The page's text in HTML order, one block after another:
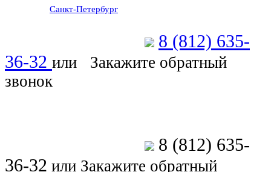
Санкт-Петербург
8 (812) 635-
36-32 или
Закажите обратный
звонок
8 (812) 635-
36-32 или Закажите обратный